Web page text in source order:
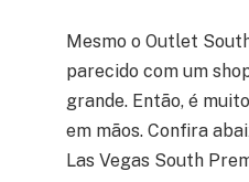
Mesmo o Outlet
parecido com um
grande. Então, é
em mãos. Confira
Las Vegas South